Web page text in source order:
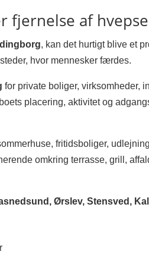
fjernelse af
, kan det hurtigt blive et
hvor mennesker færdes.
for private boliger, virksomheder,
placering, aktivitet og
fritidsboliger,
omkring terrasse, grill,
Ørslev, Stensved,